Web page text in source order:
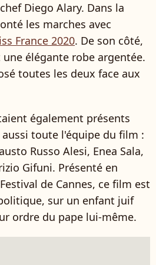
Diego Alary. Dans la
les marches avec
France 2020. De son côté,
élégante robe argentée.
toutes les deux face aux
également présents
toute l'équipe du film :
Russo Alesi, Enea Sala,
Gifuni. Présenté en
de Cannes, ce film est
sur un enfant juif
ordre du pape lui-même.